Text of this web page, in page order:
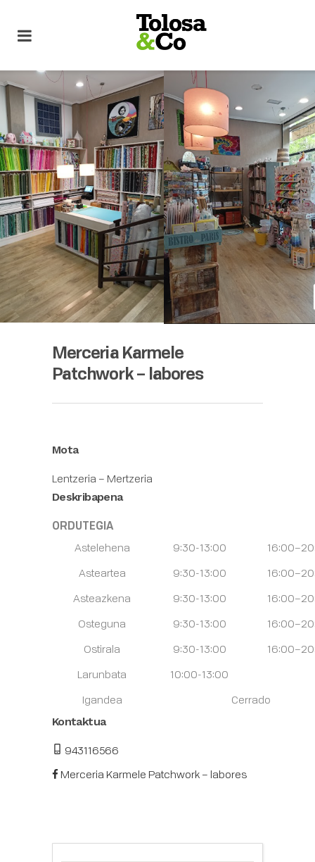
Merceria Karmele
Patchwork – labores
Mota
Lentzeria – Mertzeria
Deskribapena
ORDUTEGIA
Astelehena
9:30-13:00
Asteartea
9:30-13:00
Asteazkena
9:30-13:00
Osteguna
9:30-13:00
Ostirala
9:30-13:00
Larunbata
10:00-13:00
Igandea
Cerrado
Kontaktua
943116566
Merceria Karmele Patchwork – labores